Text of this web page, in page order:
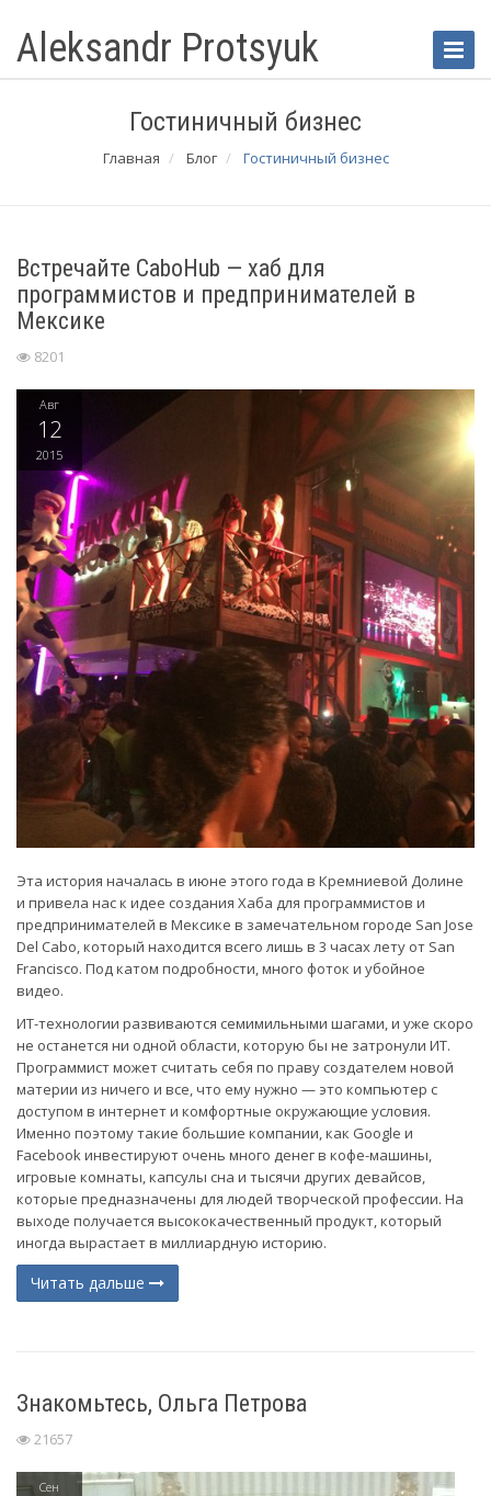
Toggle
Aleksandr Protsyuk
Гостиничный бизнес
Главная Блог Гостиничный бизнес
Встречайте CaboHub — хаб для
программистов и предпринимателей в
Мексике
8201
Авг
12
2015
Эта история началась в июне этого года в Кремниевой Долине
и привела нас к идее создания Хаба для программистов и
предпринимателей в Мексике в замечательном городе San Jose
Del Cabo, который находится всего лишь в 3 часах лету от San
Francisco. Под катом подробности, много фоток и убойное
видео.
ИТ-технологии развиваются семимильными шагами, и уже скоро
не останется ни одной области, которую бы не затронули ИТ.
Программист может считать себя по праву создателем новой
материи из ничего и все, что ему нужно — это компьютер с
доступом в интернет и комфортные окружающие условия.
Именно поэтому такие большие компании, как Google и
Facebook инвестируют очень много денег в кофе-машины,
игровые комнаты, капсулы сна и тысячи других девайсов,
которые предназначены для людей творческой профессии. На
выходе получается высококачественный продукт, который
иногда вырастает в миллиардную историю.
Читать дальше
Знакомьтесь, Ольга Петрова
21657
Сен